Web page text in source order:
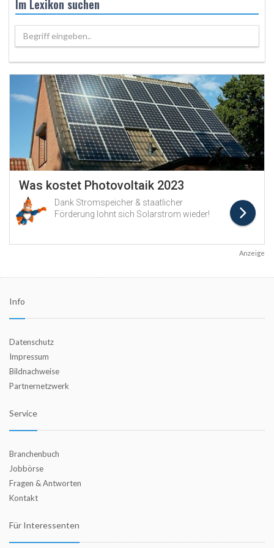
Im Lexikon suchen
Begriff eingeben..
Anzeige
Info
Datenschutz
Impressum
Bildnachweise
Partnernetzwerk
Service
Branchenbuch
Jobbörse
Fragen & Antworten
Kontakt
Für Interessenten